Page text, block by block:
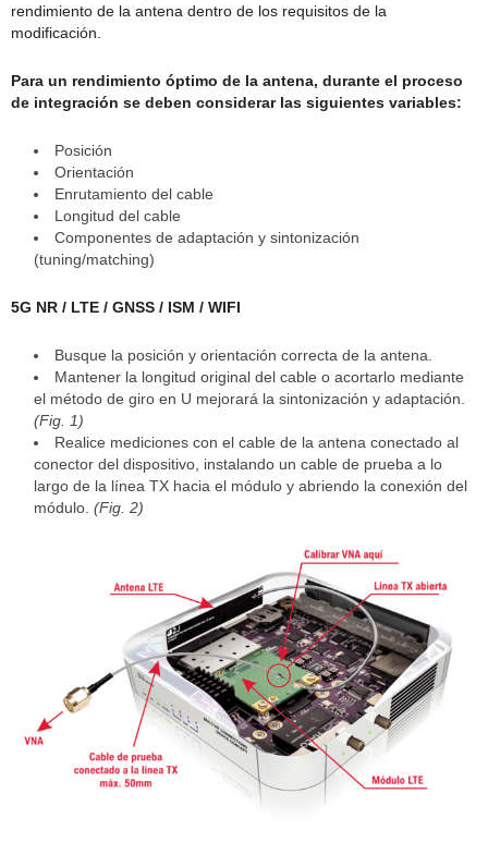
rendimiento de la antena dentro de los requisitos de la
modificación.
Para un rendimiento óptimo de la antena, durante el proceso
de integración se deben considerar las siguientes variables:
Posición
Orientación
Enrutamiento del cable
Longitud del cable
Componentes de adaptación y sintonización
(tuning/matching)
5G NR / LTE / GNSS / ISM / WIFI
Busque la posición y orientación correcta de la antena.
Mantener la longitud original del cable o acortarlo mediante
el método de giro en U mejorará la sintonización y adaptación.
(Fig. 1)
Realice mediciones con el cable de la antena conectado al
conector del dispositivo, instalando un cable de prueba a lo
largo de la línea TX hacia el módulo y abriendo la conexión del
módulo. (Fig. 2)